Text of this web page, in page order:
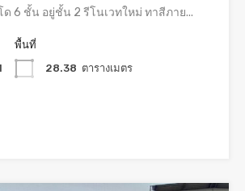
ด 6 ชั้น อยู่ชั้น 2 รีโนเวทใหม่ ทาสีภาย...
พื้นที่
28.38 ตารางเมตร